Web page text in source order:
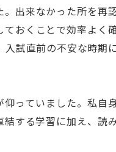
出来なかった所を再
おくことで効率よく
試直前の不安な時期
っていました。私自
する学習に加え、読